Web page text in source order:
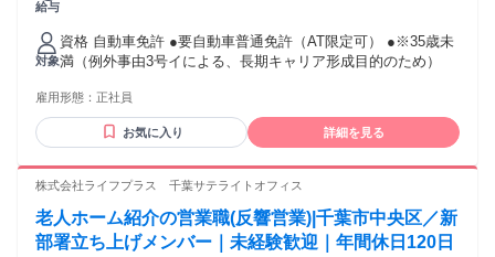
━━━━━━━━━━━━━━━━━━━ (1) 的確な福祉用具
の提案で生活改善 「用具の選定スキル」が高いスタッフばか
りなので、「できなかった動作ができるようになった」とい
うお声をいただくのは日常茶飯事です。未経験からでも経験
豊富な先輩が伴走するので、ご安心ください。 (2) 細やかな無
料サービスあり！現場判断で提供してOK！ 無料サービスがで
きるものを車に積んでいるため、その場の状況に応じて、あ
なたの判断で提供できます。また、現場に行って「こういう
サービスがあったらいいな」と思うことは随時導入していま
す。 (3) ニーズに合ったコミュニケーション 業務経験10年以
上の経験者が立ちあげた会社なので、お客様のご要望をしっ
3分と 通勤に便利な立地と整理の行き届いた オフィス環境で
働きやすさ抜群です◎ 事業成長を支えるバックオフィスとし
て ご興味をお持ちいただければ ぜひご応募ください。
給与
定残業時間：40時間） 固定残業時間を超えた勤務時間につい
ては別途残業代を支給する ●月の総支給額 基本給：24万円 固
定残業代：7万5,000円（みなし残業月40時間分） ※上記時間
を超える時間外労働分は追加で支給 査定給：成績に応じ支給
対象
資格 自動車免許 ●要自動車普通免許（AT限定可） ●※35歳未
満（例外事由3号イによる、長期キャリア形成目的のため）
雇用形態： 正社員
お気に入り 詳細を見る
株式会社ライフプラス 千葉サテライトオフィス
老人ホーム紹介の営業職(反響営業)|千葉市中央区／新
部署立ち上げメンバー｜未経験歓迎｜年間休日120日